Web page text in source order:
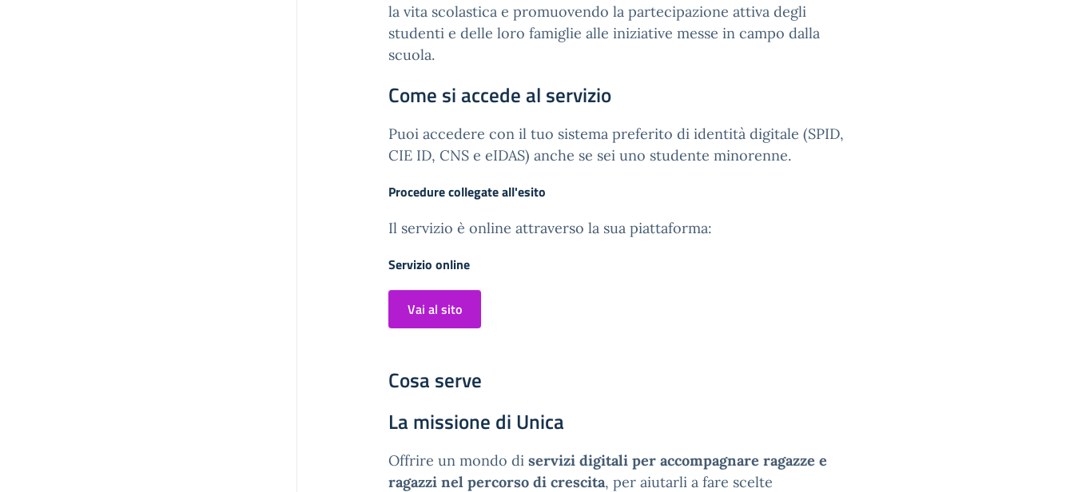
la vita scolastica e promuovendo la partecipazione attiva degli
studenti e delle loro famiglie alle iniziative messe in campo dalla
scuola.
Come si accede al servizio
Puoi accedere con il tuo sistema preferito di identità digitale (SPID,
CIE ID, CNS e eIDAS) anche se sei uno studente minorenne.
Procedure collegate all'esito
Il servizio è online attraverso la sua piattaforma:
Servizio online
Vai al sito
Cosa serve
La missione di Unica
Offrire un mondo di servizi digitali per accompagnare ragazze e
ragazzi nel percorso di crescita, per aiutarli a fare scelte